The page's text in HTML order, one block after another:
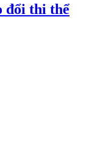
đổi thi thể